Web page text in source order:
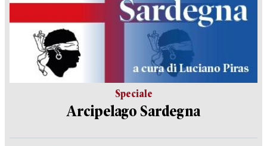
Speciale
Arcipelago Sardegna